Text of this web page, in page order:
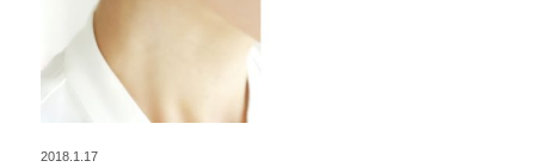
2018.1.17